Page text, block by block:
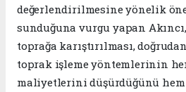
değerlendirilmesine yönelik
sunduğuna vurgu yapan
toprağa karıştırılması,
toprak işleme yöntemlerinin
maliyetlerini düşürdüğünü